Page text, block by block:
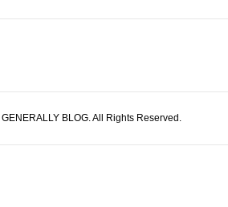
BLOG. All Rights Reserved.